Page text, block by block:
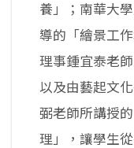
養」；南華大
導的「繪景工
理事鍾宜泰老
以及由藝起文
弼老師所講授
理」，讓學生